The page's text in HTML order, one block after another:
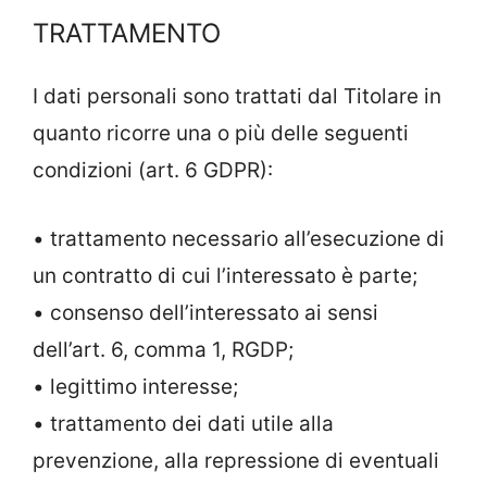
TRATTAMENTO
I dati personali sono trattati dal Titolare in
quanto ricorre una o più delle seguenti
condizioni (art. 6 GDPR):
• trattamento necessario all’esecuzione di
un contratto di cui l’interessato è parte;
• consenso dell’interessato ai sensi
dell’art. 6, comma 1, RGDP;
• legittimo interesse;
• trattamento dei dati utile alla
prevenzione, alla repressione di eventuali